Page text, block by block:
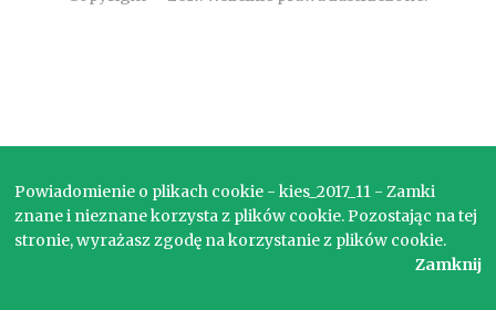
Powiadomienie o plikach cookie - kies_2017_11 - Zamki
znane i nieznane korzysta z plików cookie. Pozostając na tej
stronie, wyrażasz zgodę na korzystanie z plików cookie.
Zamknij